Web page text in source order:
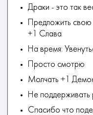
Драки - это так
Предложить
+1 Слава
На время:
Просто смотрю
Молчать +1
Не поддерживать
Спасибо что